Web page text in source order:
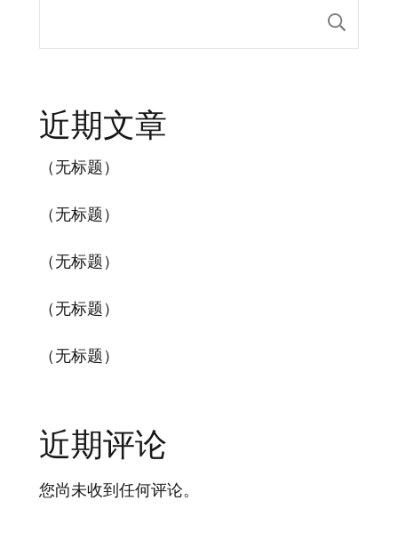
近期文章
（无标题）
（无标题）
（无标题）
（无标题）
（无标题）
近期评论
您尚未收到任何评论。